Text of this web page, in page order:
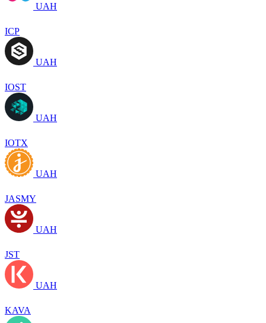
UAH
ICP
UAH
IOST
UAH
IOTX
UAH
JASMY
UAH
JST
UAH
KAVA